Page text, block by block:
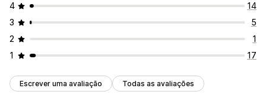
4
14
3
5
2
1
1
17
Escrever uma avaliação Todas as avaliações